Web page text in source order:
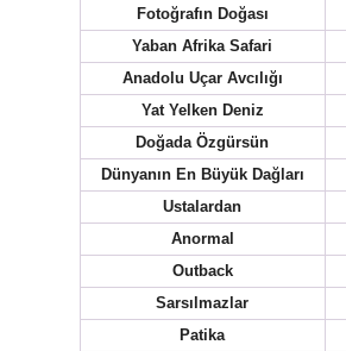
Fotoğrafın Doğası
Yaban Afrika Safari
Anadolu Uçar Avcılığı
Yat Yelken Deniz
Doğada Özgürsün
Dünyanın En Büyük Dağları
Ustalardan
Anormal
Outback
Sarsılmazlar
Patika